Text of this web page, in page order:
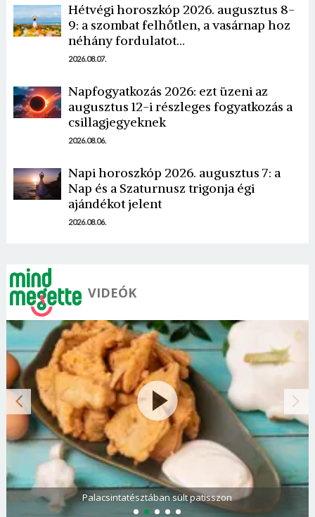
Hétvégi horoszkóp 2026. augusztus 8-
9: a szombat felhőtlen, a vasárnap hoz
néhány fordulatot…
2026.08.07.
Napfogyatkozás 2026: ezt üzeni az
augusztus 12-i részleges fogyatkozás a
csillagjegyeknek
2026.08.06.
Napi horoszkóp 2026. augusztus 7: a
Nap és a Szaturnusz trigonja égi
ajándékot jelent
2026.08.06.
VIDEÓK
Palacsintatésztában sült patisszon
Borsonline bejelentkezés
E-mail cím vagy felhasználónév
Mégse